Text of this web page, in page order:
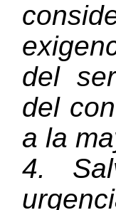
del
del
a la
4.